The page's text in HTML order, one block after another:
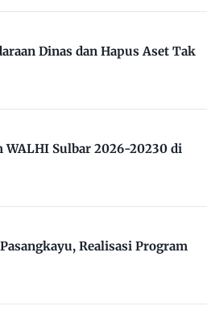
Dinas dan Hapus Aset Tak
Sulbar 2026-20230 di
Realisasi Program